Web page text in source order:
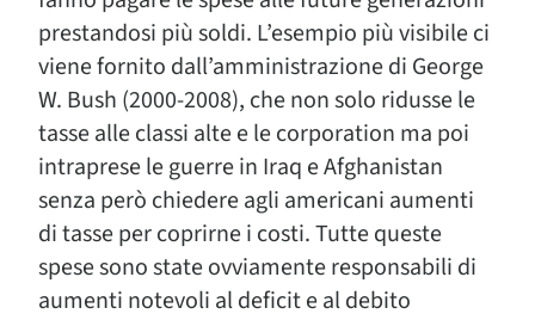
prestandosi più soldi. L’esempio più visibile ci
viene fornito dall’amministrazione di George
W. Bush (2000-2008), che non solo ridusse le
tasse alle classi alte e le corporation ma poi
intraprese le guerre in Iraq e Afghanistan
senza però chiedere agli americani aumenti
di tasse per coprirne i costi. Tutte queste
spese sono state ovviamente responsabili di
aumenti notevoli al deficit e al debito